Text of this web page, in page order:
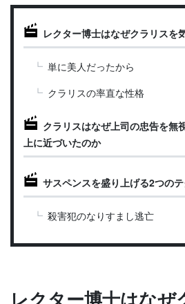
レクター博士はなぜクラリスを
単に美人だったから
クラリスの率直な性格
クラリスはなぜ上司の忠告を無
上に近づいたのか
サスペンスを盛り上げる2つの
殺害犯のなりすまし逃亡